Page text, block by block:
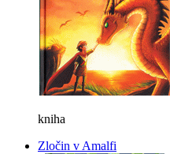
kniha
Zločin v Amalfi